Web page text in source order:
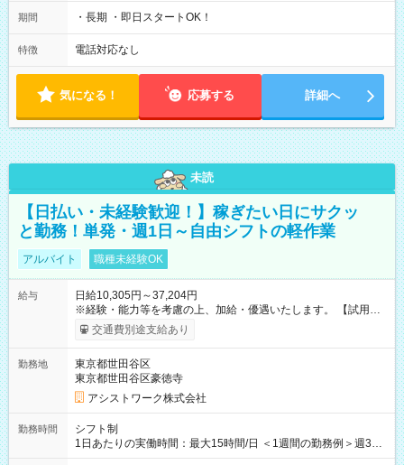
期間 ・長期 ・即日スタートOK！
特徴 電話対応なし
気になる！ 応募する 詳細へ
未読
【日払い・未経験歓迎！】稼ぎたい日にサクッ
と勤務！単発・週1日～自由シフトの軽作業
アルバイト 職種未経験OK
給与
日給10,305円～37,204円
※経験・能力等を考慮の上、加給・優遇いたします。 【試用期
間】試用期間なし
交通費別途支給あり
勤務地
東京都世田谷区
東京都世田谷区豪徳寺
アシストワーク株式会社
勤務時間
シフト制
1日あたりの実働時間：最大15時間/日 ＜1週間の勤務例＞週3回
勤務 勤務：月・水・金 休み：火・木・土・日 好きな時にお仕事